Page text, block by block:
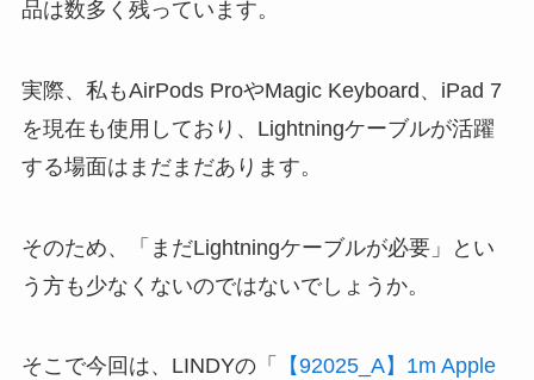
品は数多く残っています。
実際、私もAirPods ProやMagic Keyboard、iPad 7
を現在も使用しており、Lightningケーブルが活躍
する場面はまだまだあります。
そのため、「まだLightningケーブルが必要」とい
う方も少なくないのではないでしょうか。
そこで今回は、LINDYの「
【92025_A】1m Apple